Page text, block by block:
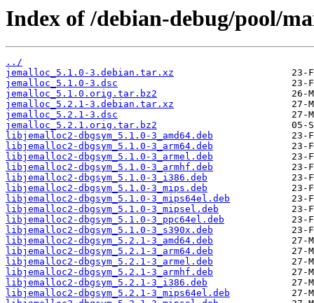
Index of /debian-debug/pool/
../
jemalloc_5.1.0-3.debian.tar.xz
jemalloc_5.1.0-3.dsc
jemalloc_5.1.0.orig.tar.bz2
jemalloc_5.2.1-3.debian.tar.xz
jemalloc_5.2.1-3.dsc
jemalloc_5.2.1.orig.tar.bz2
libjemalloc2-dbgsym_5.1.0-3_amd64.deb
libjemalloc2-dbgsym_5.1.0-3_arm64.deb
libjemalloc2-dbgsym_5.1.0-3_armel.deb
libjemalloc2-dbgsym_5.1.0-3_armhf.deb
libjemalloc2-dbgsym_5.1.0-3_i386.deb
libjemalloc2-dbgsym_5.1.0-3_mips.deb
libjemalloc2-dbgsym_5.1.0-3_mips64el.deb
libjemalloc2-dbgsym_5.1.0-3_mipsel.deb
libjemalloc2-dbgsym_5.1.0-3_ppc64el.deb
libjemalloc2-dbgsym_5.1.0-3_s390x.deb
libjemalloc2-dbgsym_5.2.1-3_amd64.deb
libjemalloc2-dbgsym_5.2.1-3_arm64.deb
libjemalloc2-dbgsym_5.2.1-3_armel.deb
libjemalloc2-dbgsym_5.2.1-3_armhf.deb
libjemalloc2-dbgsym_5.2.1-3_i386.deb
libjemalloc2-dbgsym_5.2.1-3_mips64el.deb